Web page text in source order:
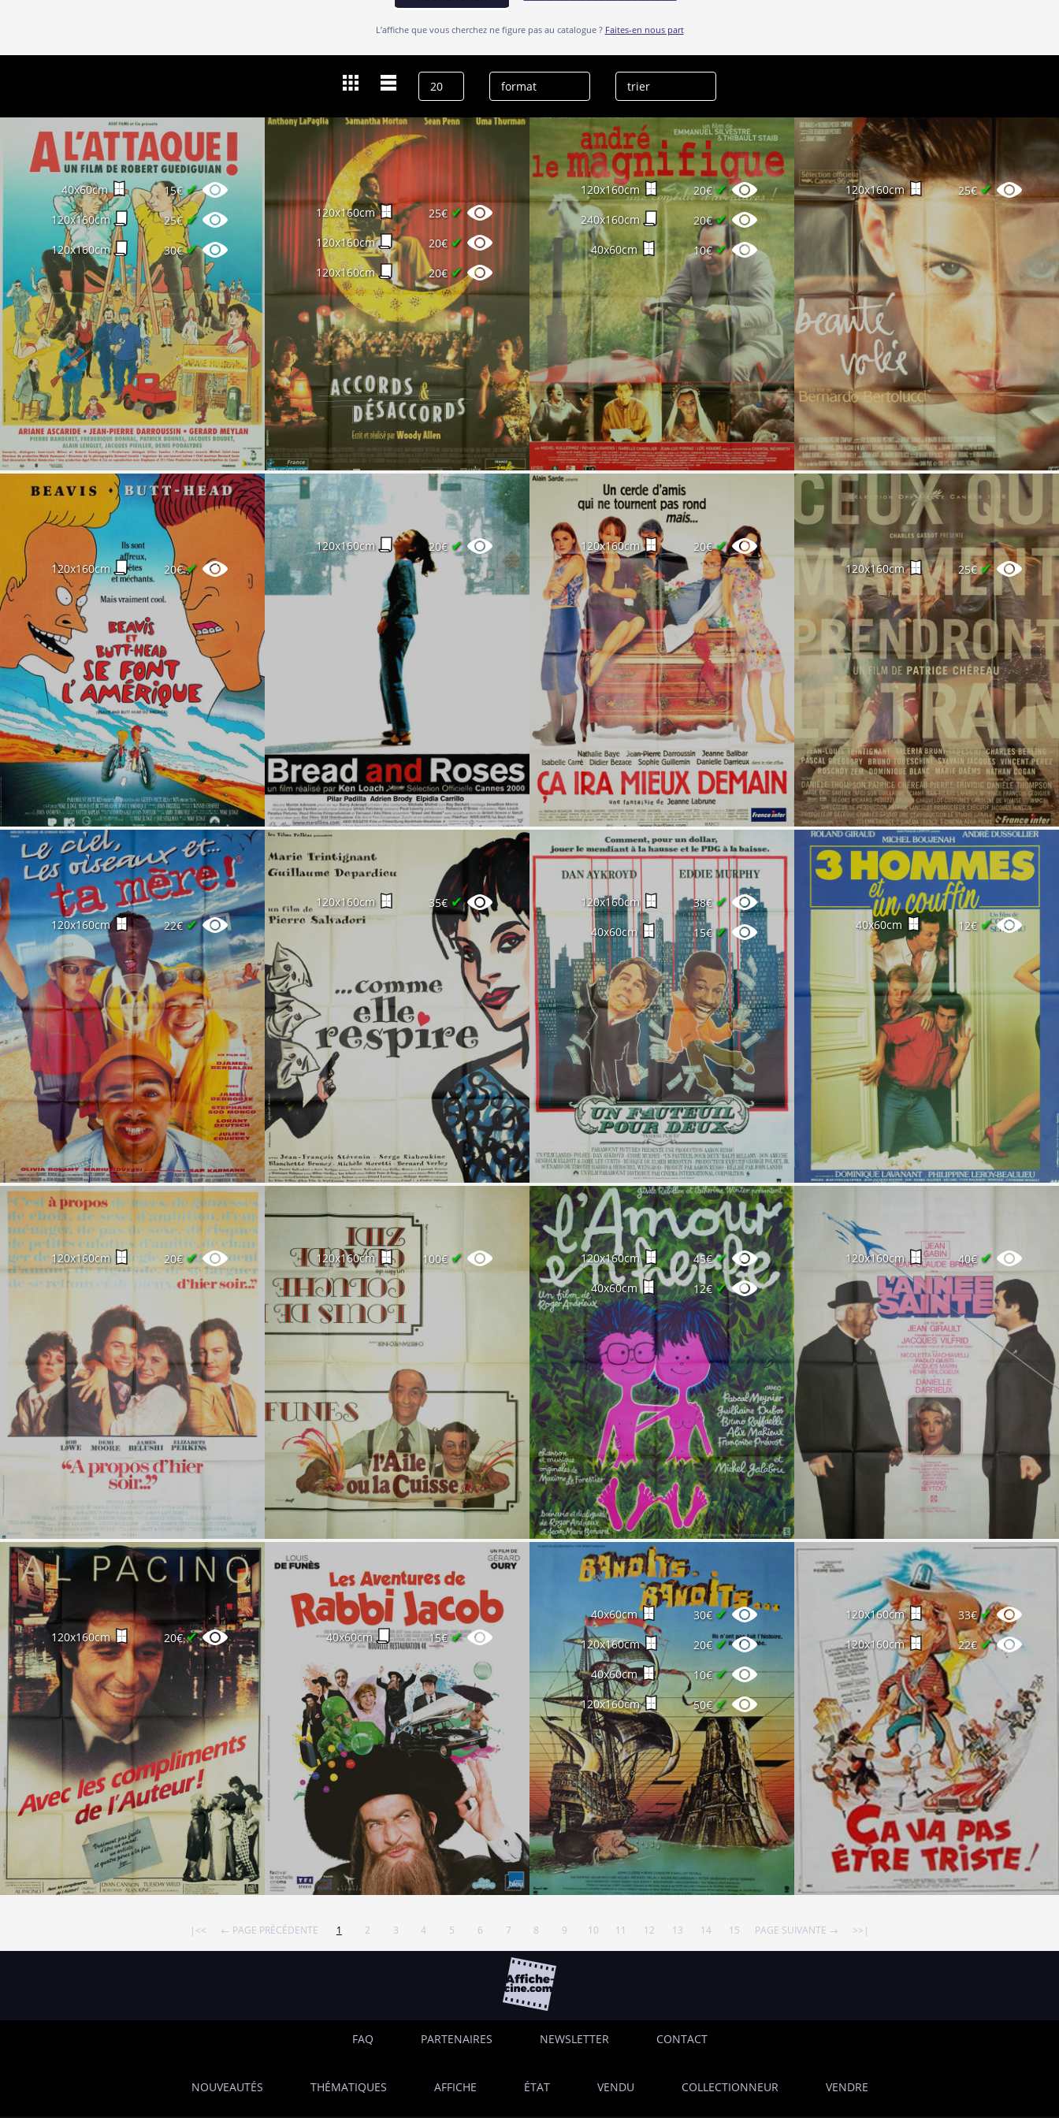
L’affiche que vous cherchez ne figure pas au catalogue ? Faites-en nous part
comédie
effacer l’historique
40x60cm 15€✔
120x160cm 25€✔
120x160cm 30€✔
120x160cm 25€ ✔
120x160cm 20€ ✔
120x160cm 20€✔
120x160cm 20€✔
240x160cm 20€✔
40x60cm 10€✔
120x160cm 25€✔
120x160cm 20€✔
120x160cm 20€ ✔ 120x160cm 20€✔
120x160cm 25€✔
120x160cm 22€✔
120x160cm 35€ ✔ 120x160cm 38€ ✔
40x60cm 15€✔ 40x60cm 12€ ✔
120x160cm 20€✔ 120x160cm 100€ ✔ 120x160cm 45€✔
40x60cm 12€✔
120x160cm 40€ ✔
120x160cm 20€✔ 40x60cm 15€✔
40x60cm 30€ ✔
120x160cm 20€✔
40x60cm 10€✔
120x160cm 50€✔
120x160cm 33€✔
120x160cm 22€✔
|<< ← PAGE PRÉCÉDENTE 1 2 3 4 5 6 7 8 9 10 11 12 13 14 15 PAGE SUIVANTE → >>|
FAQ PARTENAIRES NEWSLETTER CONTACT
NOUVEAUTÉS THÉMATIQUES AFFICHE ÉTAT VENDU COLLECTIONNEUR VENDRE